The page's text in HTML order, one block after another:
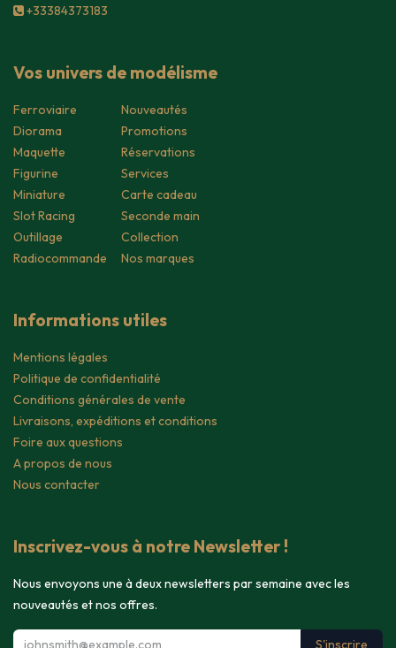
+33384373183
Vos univers de modélisme
Ferroviaire
Diorama
Maquette
Figurine
Miniature
Slot Racing
Outillage
Radiocommande
Nouveautés
Promotions
Réservations
Services
Carte cadeau
Seconde main
Collection
Nos marques
Informations utiles
Mentions légales
Politique de confidentialité
Conditions générales de vente
Livraisons, expéditions et conditions
Foire aux questions
A propos de nous
Nous contacter
Inscrivez-vous à notre Newsletter !
Nous envoyons une à deux newsletters par semaine avec les
nouveautés et nos offres.